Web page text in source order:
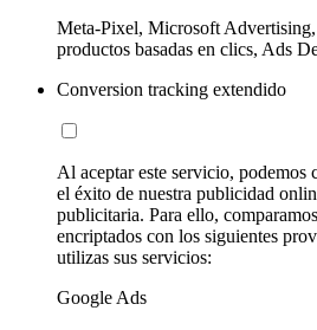
Meta-Pixel, Microsoft Advertising,
productos basadas en clics, Ads
Conversion tracking extendido
Al aceptar este servicio, podemos
el éxito de nuestra publicidad
publicitaria. Para ello,
encriptados con los siguientes
utilizas sus servicios:
Google Ads